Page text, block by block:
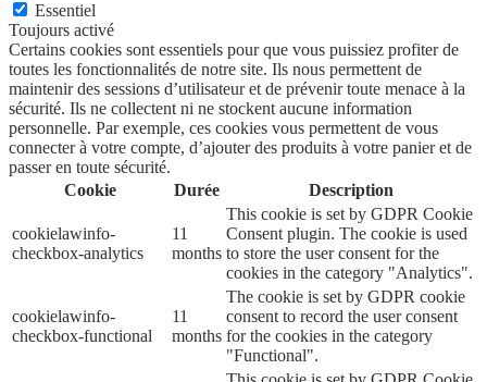
Essentiel
Toujours activé
Certains cookies sont essentiels pour que vous puissiez profiter de
toutes les fonctionnalités de notre site. Ils nous permettent de
maintenir des sessions d’utilisateur et de prévenir toute menace à la
sécurité. Ils ne collectent ni ne stockent aucune information
personnelle. Par exemple, ces cookies vous permettent de vous
connecter à votre compte, d’ajouter des produits à votre panier et de
passer en toute sécurité.
Cookie
Durée Description
cookielawinfo-
checkbox-analytics
11
months
This cookie is set by GDPR Cookie
Consent plugin. The cookie is used
to store the user consent for the
cookies in the category "Analytics".
cookielawinfo-
checkbox-functional
11
months
The cookie is set by GDPR cookie
consent to record the user consent
for the cookies in the category
"Functional".